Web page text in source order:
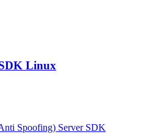
Linux
Spoofing) Server SDK